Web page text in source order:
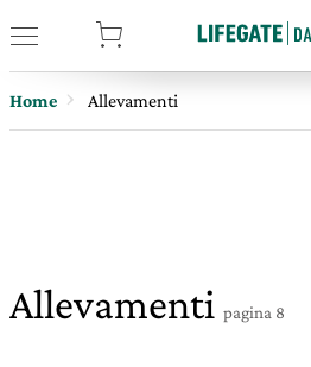
Home Allevamenti
Allevamenti pagina 8